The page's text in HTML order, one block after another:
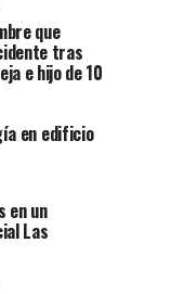
que
tras
e hijo de 10
en edificio
en un
Las